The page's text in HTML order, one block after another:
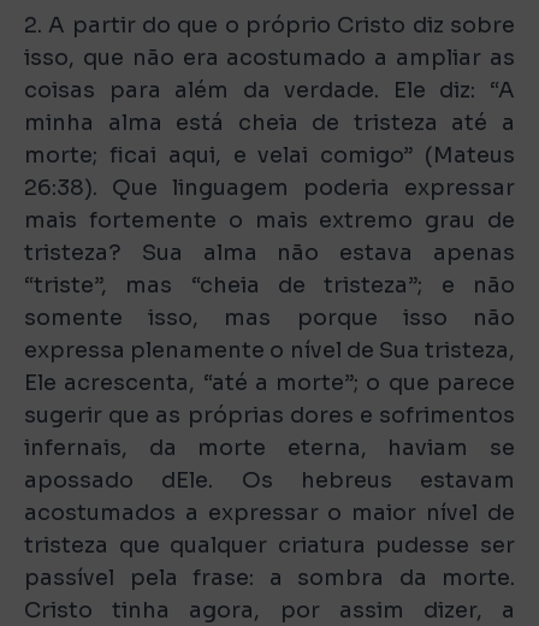
2. A partir do que o próprio Cristo diz sobre
isso, que não era acostumado a ampliar as
coisas para além da verdade. Ele diz: “A
minha alma está cheia de tristeza até a
morte; ficai aqui, e velai comigo” (Mateus
26:38). Que linguagem poderia expressar
mais fortemente o mais extremo grau de
tristeza? Sua alma não estava apenas
“triste”, mas “cheia de tristeza”; e não
somente isso, mas porque isso não
expressa plenamente o nível de Sua tristeza,
Ele acrescenta, “até a morte”; o que parece
sugerir que as próprias dores e sofrimentos
infernais, da morte eterna, haviam se
apossado dEle. Os hebreus estavam
acostumados a expressar o maior nível de
tristeza que qualquer criatura pudesse ser
passível pela frase: a sombra da morte.
Cristo tinha agora, por assim dizer, a